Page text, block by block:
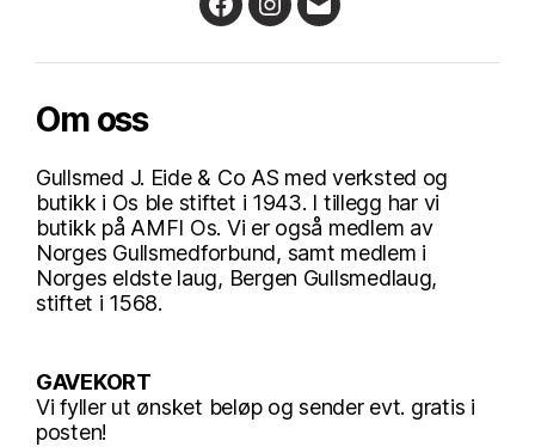
Facebook
Instagram
Email
Om oss
Gullsmed J. Eide & Co AS med verksted og
butikk i Os ble stiftet i 1943. I tillegg har vi
butikk på AMFI Os. Vi er også medlem av
Norges Gullsmedforbund, samt medlem i
Norges eldste laug, Bergen Gullsmedlaug,
stiftet i 1568.
GAVEKORT
Vi fyller ut ønsket beløp og sender evt. gratis i
posten!